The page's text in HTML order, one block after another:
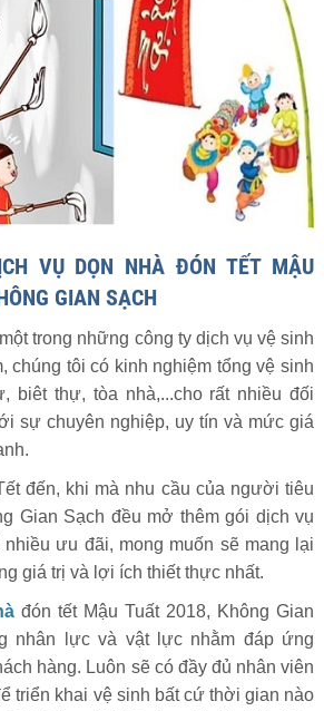
VỤ DỌN NHÀ ĐÓN TẾT MẬU
GIAN SẠCH
trong những công ty dịch vụ vệ sinh
chúng tôi có kinh nghiệm tổng vệ sinh
biêt thự, tòa nhà,...cho rất nhiều đối
sự chuyên nghiệp, uy tín và mức giá
đến, khi mà nhu cầu của người tiêu
Gian Sạch đều mở thêm gói dịch vụ
ưu đãi, mong muốn sẽ mang lại
giá trị và lợi ích thiết thực nhất.
đón tết Mậu Tuất 2018, Không Gian
nhân lực và vật lực nhằm đáp ứng
hàng. Luôn sẽ có đầy đủ nhân viên
triển khai vệ sinh bất cứ thời gian nào